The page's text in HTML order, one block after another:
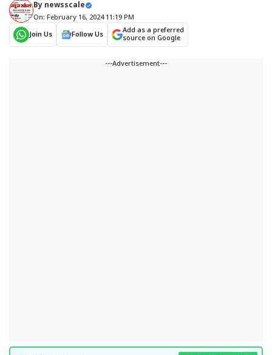
By newsscale
On: February 16, 2024 11:19 PM
Join Us
Follow Us
Add as a preferred
source on Google
---Advertisement---